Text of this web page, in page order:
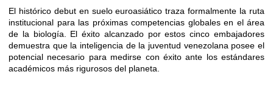
El histórico debut en suelo euroasiático traza formalmente la ruta
institucional para las próximas competencias globales en el área
de la biología. El éxito alcanzado por estos cinco embajadores
demuestra que la inteligencia de la juventud venezolana posee el
potencial necesario para medirse con éxito ante los estándares
académicos más rigurosos del planeta.